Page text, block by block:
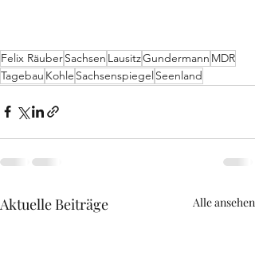
Felix RäuberSachsen LausitzGundermann MDR
Tagebau Kohle Sachsenspiegel Seenland
Aktuelle Beiträge Alle ansehen